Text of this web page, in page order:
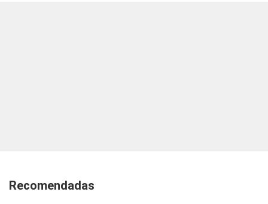
Recomendadas